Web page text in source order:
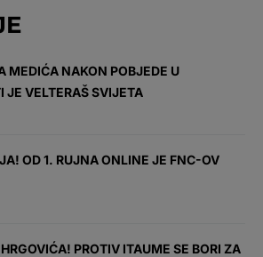
MEDIĆA NAKON POBJEDE U
JE VELTERAŠ SVIJETA
OD 1. RUJNA ONLINE JE FNC-OV
PROTIV ITAUME SE BORI ZA